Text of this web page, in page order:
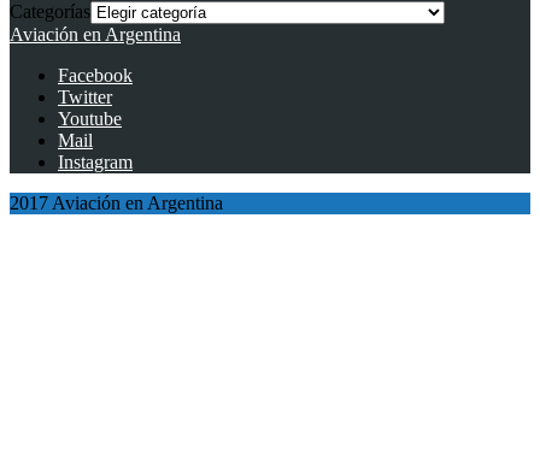
Categorías
Aviación en Argentina
Facebook
Twitter
Youtube
Mail
Instagram
2017 Aviación en Argentina